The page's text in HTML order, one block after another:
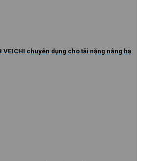
VEICHI chuyên dụng cho tải nặng nâng hạ